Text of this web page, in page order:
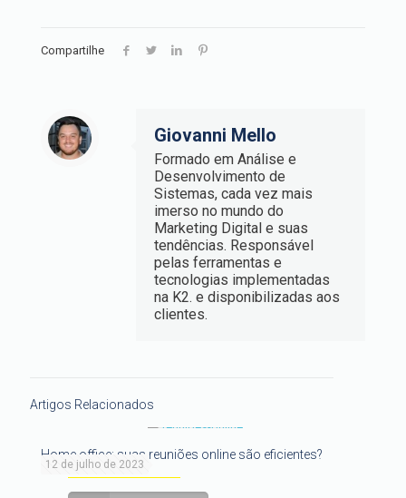
Compartilhe
Giovanni Mello
Formado em Análise e
Desenvolvimento de
Sistemas, cada vez mais
imerso no mundo do
Marketing Digital e suas
tendências. Responsável
pelas ferramentas e
tecnologias implementadas
na K2. e disponibilizadas aos
clientes.
Artigos Relacionados
12 de julho de 2023
Home office: suas reuniões online são eficientes?